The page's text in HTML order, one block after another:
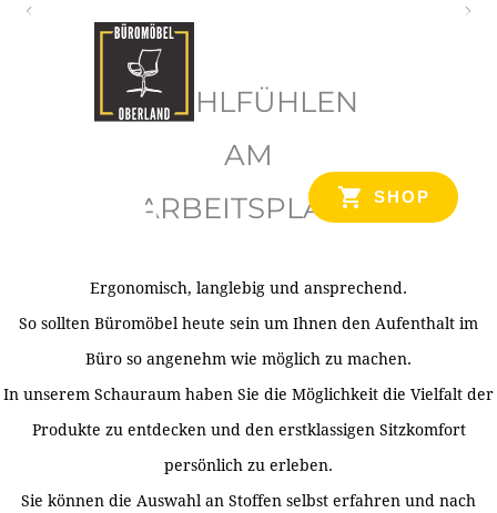
SHOP
WOHLFÜHLEN
AM
ARBEITSPLATZ
Ergonomisch, langlebig und ansprechend.
So sollten Büromöbel heute sein um Ihnen den Aufenthalt im
Büro so angenehm wie möglich zu machen.
In unserem Schauraum haben Sie die Möglichkeit die Vielfalt der
Produkte zu entdecken und den erstklassigen Sitzkomfort
persönlich zu erleben.
Sie können die Auswahl an Stoffen selbst erfahren und nach